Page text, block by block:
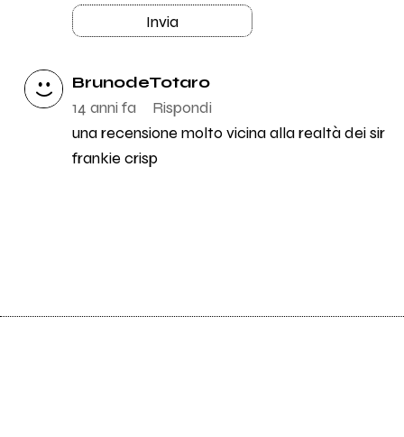
Invia
BrunodeTotaro
14 anni fa
Rispondi
una recensione molto vicina alla realtà dei sir
frankie crisp